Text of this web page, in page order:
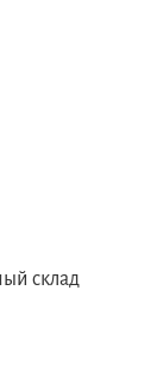
склад